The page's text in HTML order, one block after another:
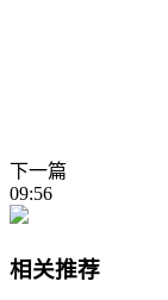
下一篇
09:56
相关推荐